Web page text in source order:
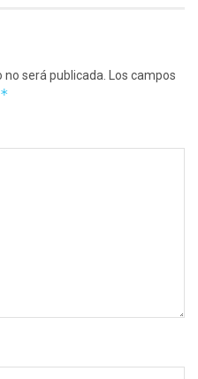
será publicada.
Los campos
*